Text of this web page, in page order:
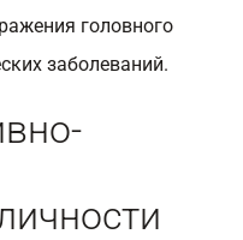
головного
заболеваний.